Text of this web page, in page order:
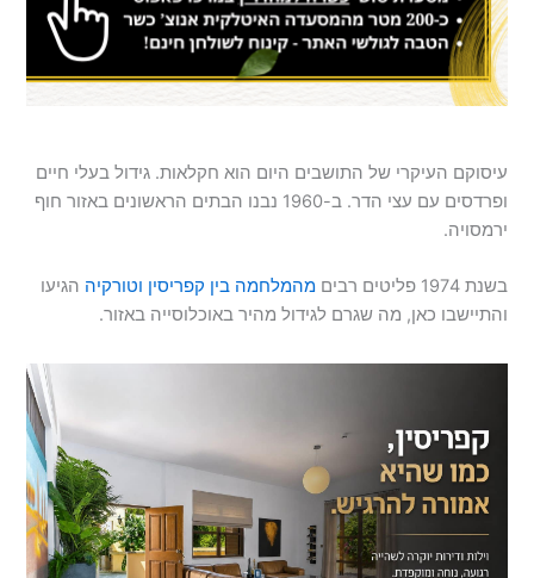
עיסוקם העיקרי של התושבים היום הוא חקלאות. גידול בעלי חיים
ופרדסים עם עצי הדר. ב-1960 נבנו הבתים הראשונים באזור חוף
ירמסויה.
בשנת 1974 פליטים רבים מהמלחמה בין קפריסין וטורקיה הגיעו
והתיישבו כאן, מה שגרם לגידול מהיר באוכלוסייה באזור.